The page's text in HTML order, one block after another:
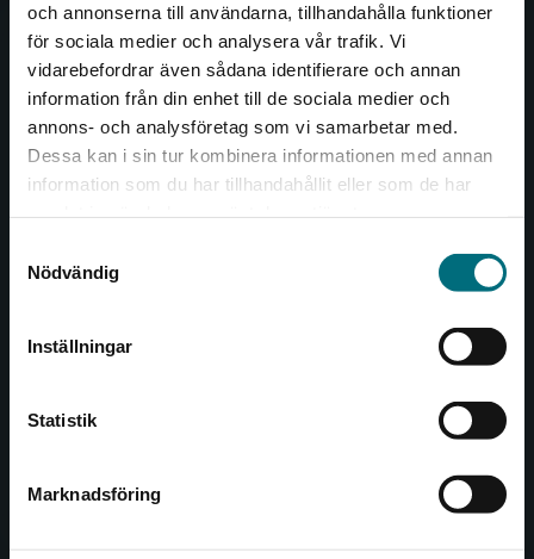
och annonserna till användarna, tillhandahålla funktioner
för sociala medier och analysera vår trafik. Vi
vidarebefordrar även sådana identifierare och annan
information från din enhet till de sociala medier och
annons- och analysföretag som vi samarbetar med.
Dessa kan i sin tur kombinera informationen med annan
information som du har tillhandahållit eller som de har
Nödvändig
Inställningar
Statistik
Marknadsföring
Begränsad fraktregion
Det verkar som att du besöker
Sverige. För att kunna slutföra ett köp måste
Kontakta oss
Kontakta oss
046-31 20 00
Box 141
Besöksadress:
Åkergränden 1
Kontakta kundservice